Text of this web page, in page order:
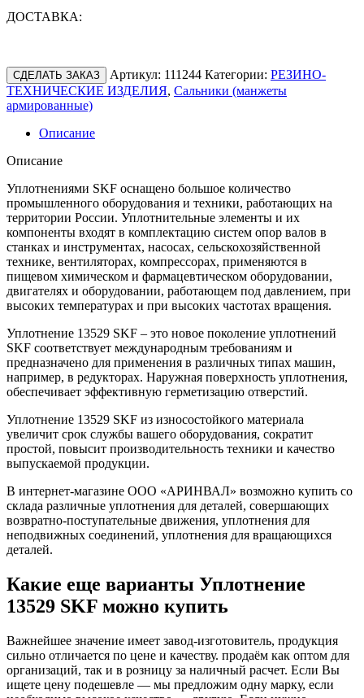
ДОСТАВКА:
СДЕЛАТЬ ЗАКАЗ Артикул: 111244 Категории: РЕЗИНО-
ТЕХНИЧЕСКИЕ ИЗДЕЛИЯ, Сальники (манжеты
армированные)
Описание
Описание
Уплотнениями SKF оснащено большое количество
промышленного оборудования и техники, работающих на
территории России. Уплотнительные элементы и их
компоненты входят в комплектацию систем опор валов в
станках и инструментах, насосах, сельскохозяйственной
технике, вентиляторах, компрессорах, применяются в
пищевом химическом и фармацевтическом оборудовании,
двигателях и оборудовании, работающем под давлением, при
высоких температурах и при высоких частотах вращения.
Уплотнение 13529 SKF – это новое поколение уплотнений
SKF соответствует международным требованиям и
предназначено для применения в различных типах машин,
например, в редукторах. Наружная поверхность уплотнения,
обеспечивает эффективную герметизацию отверстий.
Уплотнение 13529 SKF из износостойкого материала
увеличит срок службы вашего оборудования, сократит
простой, повысит производительность техники и качество
выпускаемой продукции.
В интернет-магазине ООО «АРИНВАЛ» возможно купить со
склада различные уплотнения для деталей, совершающих
возвратно-поступательные движения, уплотнения для
неподвижных соединений, уплотнения для вращающихся
деталей.
Какие еще варианты Уплотнение
13529 SKF можно купить
Важнейшее значение имеет завод-изготовитель, продукция
сильно отличается по цене и качеству. продаём как оптом для
организаций, так и в розницу за наличный расчет. Если Вы
ищете цену подешевле — мы предложим одну марку, если